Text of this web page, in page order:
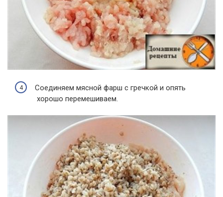
Соединяем мясной фарш с гречкой и опять
хорошо перемешиваем.